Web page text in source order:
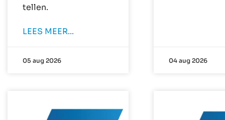
tellen.
LEES MEER...
05 aug 2026 04 aug 2026